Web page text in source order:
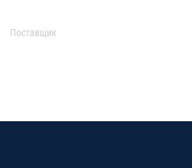
Поставщик